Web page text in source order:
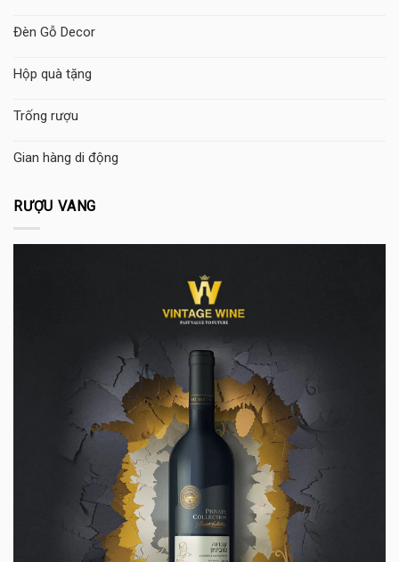
Đèn Gỗ Decor
Hộp quà tặng
Trống rượu
Gian hàng di động
RƯỢU VANG